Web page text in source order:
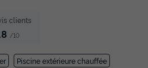
clients
/10
Piscine extérieure chauffée